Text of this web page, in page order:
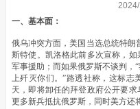
一、基本面：
俄乌冲突方面，美国当选总统特朗
斯特使。凯洛格此前多次宣称，
军事援助；而如果俄罗斯不谈判，
上歼灭你们。”路透社称，这标志
天，即将卸任的拜登政府公开要
更多新兵抵抗俄罗斯，同时美方还